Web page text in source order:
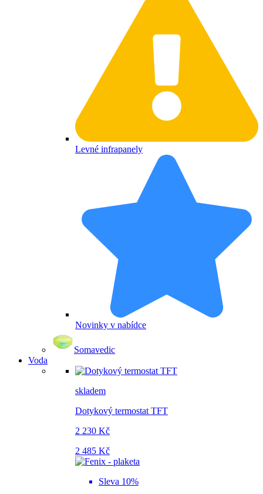
Levné infrapanely
Novinky v nabídce
Somavedic
Voda
skladem
Dotykový termostat TFT
2 230 Kč
2 485 Kč
Sleva 10%